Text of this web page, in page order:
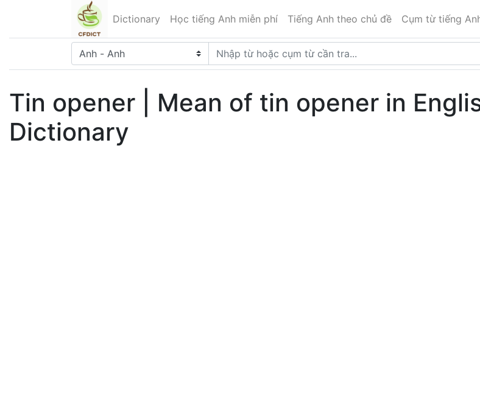
Dictionary Học tiếng Anh miễn phí Tiếng Anh theo chủ đề Cụm từ tiếng
Tin opener | Mean of tin opener in
Dictionary